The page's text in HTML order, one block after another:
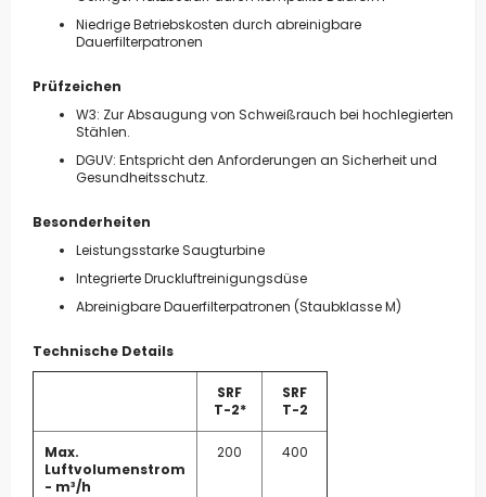
Niedrige Betriebskosten durch abreinigbare
Dauerfilterpatronen
Prüfzeichen
W3: Zur Absaugung von Schweißrauch bei hochlegierten
Stählen.
DGUV: Entspricht den Anforderungen an Sicherheit und
Gesundheitsschutz.
Besonderheiten
Leistungsstarke Saugturbine
Integrierte Druckluftreinigungsdüse
Abreinigbare Dauerfilterpatronen (Staubklasse M)
Technische Details
SRF
T-2*
SRF
T-2
Max.
Luftvolumenstrom
- m³/h
200 400